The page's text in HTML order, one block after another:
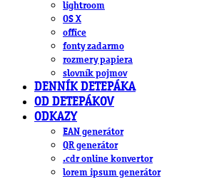
lightroom
OS X
office
fonty zadarmo
rozmery papiera
slovník pojmov
DENNÍK DETEPÁKA
OD DETEPÁKOV
ODKAZY
EAN generátor
QR generátor
.cdr online konvertor
lorem ipsum generátor